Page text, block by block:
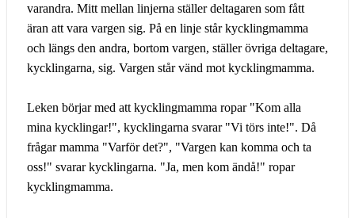
varandra. Mitt mellan linjerna ställer deltagaren som fått
äran att vara vargen sig. På en linje står kycklingmamma
och längs den andra, bortom vargen, ställer övriga deltagare,
kycklingarna, sig. Vargen står vänd mot kycklingmamma.
Leken börjar med att kycklingmamma ropar "Kom alla
mina kycklingar!", kycklingarna svarar "Vi törs inte!". Då
frågar mamma "Varför det?", "Vargen kan komma och ta
oss!" svarar kycklingarna. "Ja, men kom ändå!" ropar
kycklingmamma.